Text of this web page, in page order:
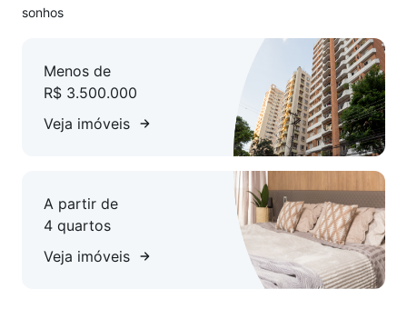
sonhos
Menos de
R$ 3.500.000
Veja imóveis
A partir de
4 quartos
Veja imóveis